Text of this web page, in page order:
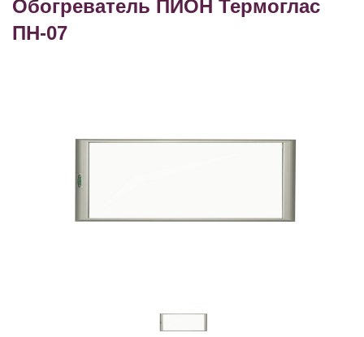
Обогреватель ПИОН Термоглас
ПН-07